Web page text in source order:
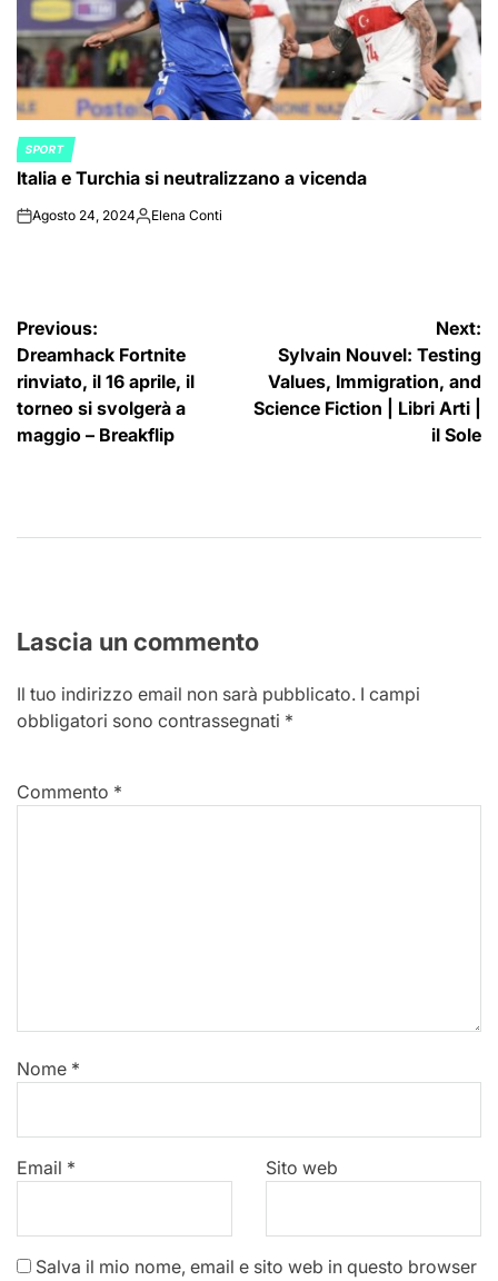
POSTED
IN
SPORT
Italia e Turchia si neutralizzano a vicenda
onAgosto 24, 2024Posted
Elena Conti
Navigazione
articoli
Previous:
Dreamhack Fortnite
rinviato, il 16 aprile, il
torneo si svolgerà a
maggio – Breakflip
Next:
Sylvain Nouvel: Testing
Values, Immigration, and
Science Fiction | Libri Arti |
il Sole
Lascia un commento
Il tuo indirizzo email non sarà pubblicato. I campi
obbligatori sono contrassegnati *
Commento *
Nome *
Email * Sito web
Salva il mio nome, email e sito web in questo browser